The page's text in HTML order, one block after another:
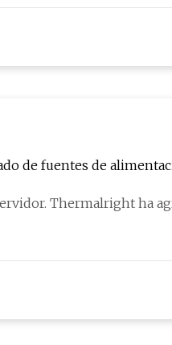
de fuentes de
a su cartera de